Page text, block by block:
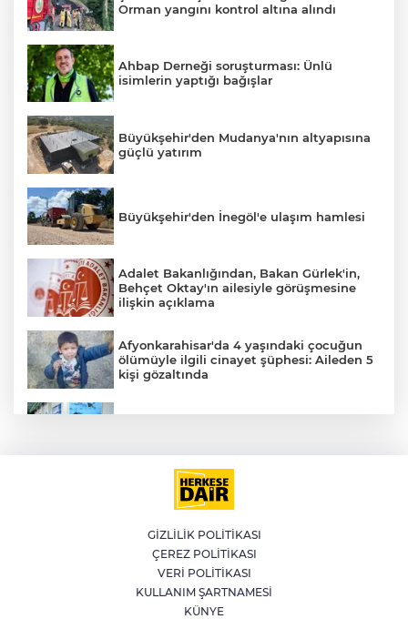
Orman yangını kontrol altına alındı
Ahbap Derneği soruşturması: Ünlü
isimlerin yaptığı bağışlar
Büyükşehir'den Mudanya'nın altyapısına
güçlü yatırım
Büyükşehir'den İnegöl'e ulaşım hamlesi
Adalet Bakanlığından, Bakan Gürlek'in,
Behçet Oktay'ın ailesiyle görüşmesine
ilişkin açıklama
Afyonkarahisar'da 4 yaşındaki çocuğun
ölümüyle ilgili cinayet şüphesi: Aileden 5
kişi gözaltında
Akaryakıtta bir kez daha tabela
değişecek
İlklerin festivalinde çocuklar da şen
GİZLİLİK POLİTİKASI
ÇEREZ POLİTİKASI
VERİ POLİTİKASI
KULLANIM ŞARTNAMESİ
KÜNYE